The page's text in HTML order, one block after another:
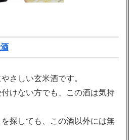
さしい玄米酒です。
けない方でも、この酒は気持
探しても、この酒以外には無